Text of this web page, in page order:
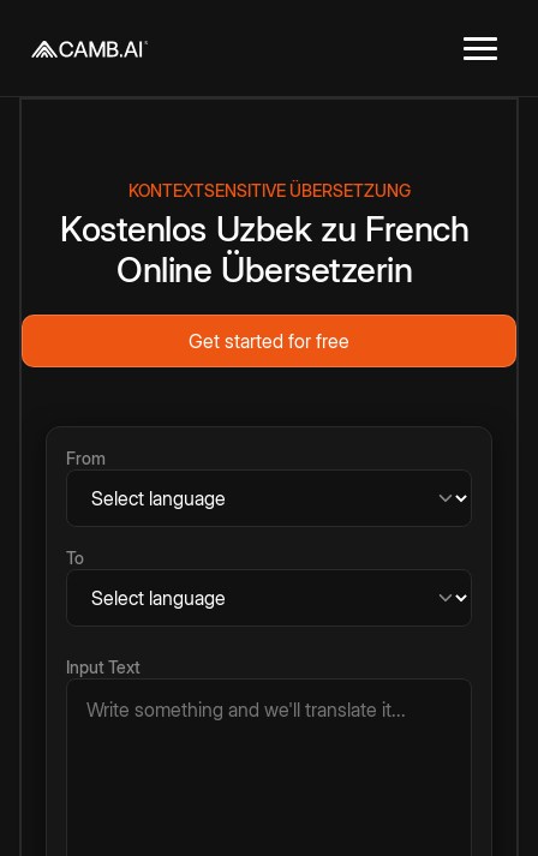
KONTEXTSENSITIVE ÜBERSETZUNG
Kostenlos Uzbek zu French
Online Übersetzerin
Get started for free
From
To
Input Text